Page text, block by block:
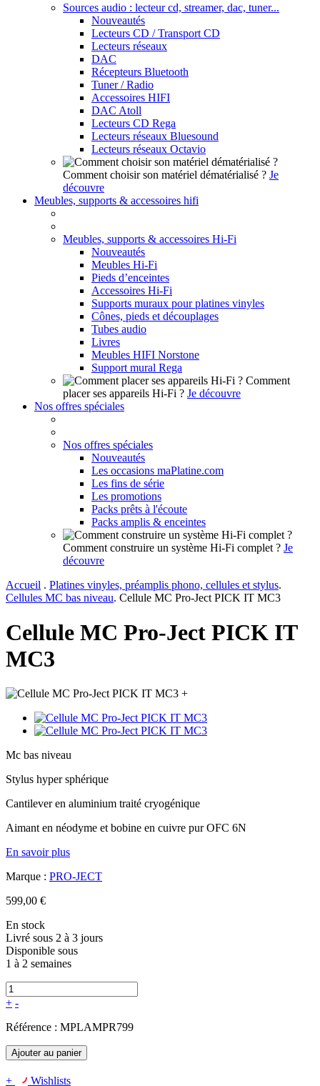
Sources audio : lecteur cd, streamer, dac, tuner...
Nouveautés
Lecteurs CD / Transport CD
Lecteurs réseaux
DAC
Récepteurs Bluetooth
Tuner / Radio
Accessoires HIFI
DAC Atoll
Lecteurs CD Rega
Lecteurs réseaux Bluesound
Lecteurs réseaux Octavio
Comment choisir son matériel dématérialisé ? Je
découvre
Meubles, supports & accessoires hifi
Meubles, supports & accessoires Hi-Fi
Nouveautés
Meubles Hi-Fi
Pieds d’enceintes
Accessoires Hi-Fi
Supports muraux pour platines vinyles
Cônes, pieds et découplages
Tubes audio
Livres
Meubles HIFI Norstone
Support mural Rega
Comment
placer ses appareils Hi-Fi ? Je découvre
Nos offres spéciales
Nos offres spéciales
Nouveautés
Les occasions maPlatine.com
Les fins de série
Les promotions
Packs prêts à l'écoute
Packs amplis & enceintes
Comment construire un système Hi-Fi complet ? Je
découvre
Accueil . Platines vinyles, préamplis phono, cellules et stylus.
Cellules MC bas niveau. Cellule MC Pro-Ject PICK IT MC3
Cellule MC Pro-Ject PICK IT
MC3
+
Mc bas niveau
Stylus hyper sphérique
Cantilever en aluminium traité cryogénique
Aimant en néodyme et bobine en cuivre pur OFC 6N
En savoir plus
Marque : PRO-JECT
599,00 €
En stock
Livré sous 2 à 3 jours
Disponible sous
1 à 2 semaines
+ -
Référence : MPLAMPR799
Ajouter au panier
+ Wishlists